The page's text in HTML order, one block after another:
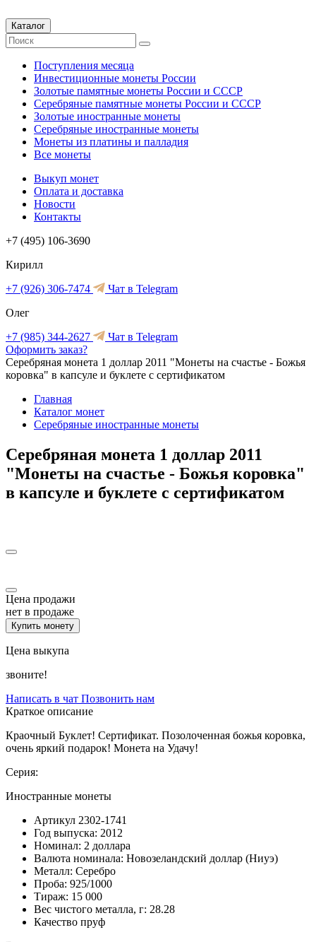
Каталог
Поступления месяца
Инвестиционные монеты России
Золотые памятные монеты России и СССР
Серебряные памятные монеты России и СССР
Золотые иностранные монеты
Серебряные иностранные монеты
Монеты из платины и палладия
Все монеты
Выкуп монет
Оплата и доставка
Новости
Контакты
+7 (495) 106-3690
Кирилл
+7 (926) 306-7474
Чат в Telegram
Олег
+7 (985) 344-2627
Чат в Telegram
Оформить заказ?
Серебряная монета 1 доллар 2011 "Монеты на счастье - Божья
коровка" в капсуле и буклете с сертификатом
Главная
Каталог монет
Серебряные иностранные монеты
Серебряная монета 1 доллар 2011
"Монеты на счастье - Божья коровка"
в капсуле и буклете с сертификатом
Цена продажи
нет в продаже
Купить монету
Цена выкупа
звоните!
Написать в чат Позвонить нам
Краткое описание
Краочный Буклет! Сертификат. Позолоченная божья коровка,
очень яркий подарок! Монета на Удачу!
Серия:
Иностранные монеты
Артикул 2302-1741
Год выпуска: 2012
Номинал: 2 доллара
Валюта номинала: Новозеландский доллар (Ниуэ)
Металл: Серебро
Проба: 925/1000
Тираж: 15 000
Вес чистого металла, г: 28.28
Качество пруф